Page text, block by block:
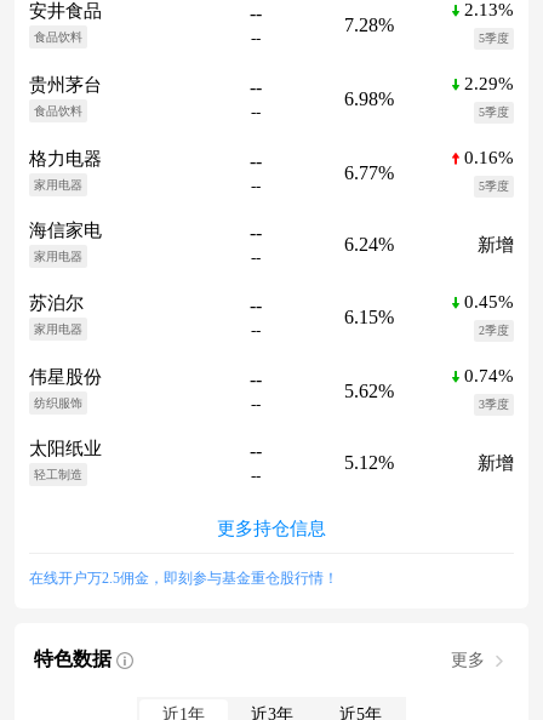
安井食品
食品饮料
--
--
7.28%
2.13%
5季度
贵州茅台
食品饮料
--
--
6.98%
2.29%
5季度
格力电器
家用电器
--
--
6.77%
0.16%
5季度
海信家电
家用电器
--
--
6.24% 新增
苏泊尔
家用电器
--
--
6.15%
0.45%
2季度
伟星股份
纺织服饰
--
--
5.62%
0.74%
3季度
太阳纸业
轻工制造
--
--
5.12% 新增
更多持仓信息
在线开户万2.5佣金，即刻参与基金重仓股行情！
特色数据 更多
近1年 近3年 近5年